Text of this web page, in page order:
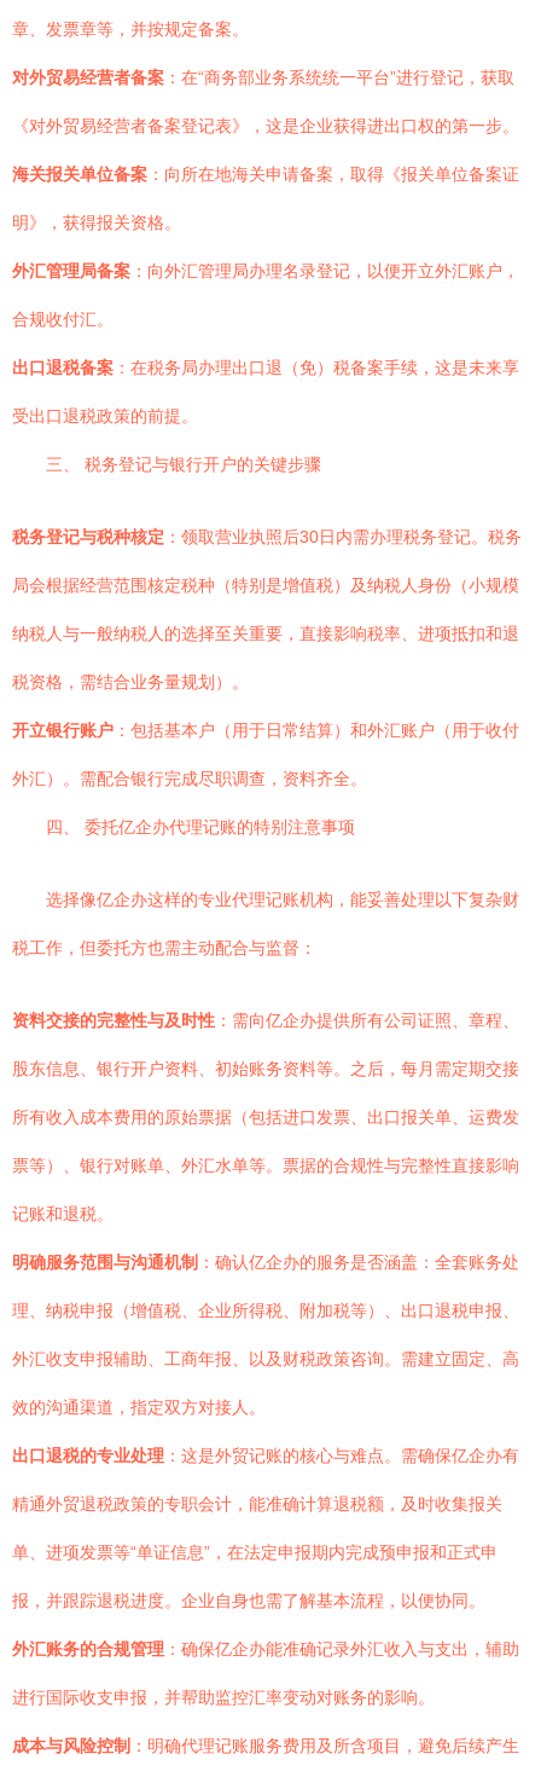
章、发票章等，并按规定备案。
对外贸易经营者备案 ：在“商务部业务系统统一平台”进行登记，获取
《对外贸易经营者备案登记表》，这是企业获得进出口权的第一步。
海关报关单位备案 ：向所在地海关申请备案，取得《报关单位备案证
明》，获得报关资格。
外汇管理局备案 ：向外汇管理局办理名录登记，以便开立外汇账户，
合规收付汇。
出口退税备案 ：在税务局办理出口退（免）税备案手续，这是未来享
受出口退税政策的前提。
三、 税务登记与银行开户的关键步骤
税务登记与税种核定 ：领取营业执照后30日内需办理税务登记。税务
局会根据经营范围核定税种（特别是增值税）及纳税人身份（小规模
纳税人与一般纳税人的选择至关重要，直接影响税率、进项抵扣和退
税资格，需结合业务量规划）。
开立银行账户 ：包括基本户（用于日常结算）和外汇账户（用于收付
外汇）。需配合银行完成尽职调查，资料齐全。
四、 委托亿企办代理记账的特别注意事项
选择像亿企办这样的专业代理记账机构，能妥善处理以下复杂财
税工作，但委托方也需主动配合与监督：
资料交接的完整性与及时性 ：需向亿企办提供所有公司证照、章程、
股东信息、银行开户资料、初始账务资料等。之后，每月需定期交接
所有收入成本费用的原始票据（包括进口发票、出口报关单、运费发
票等）、银行对账单、外汇水单等。票据的合规性与完整性直接影响
记账和退税。
明确服务范围与沟通机制 ：确认亿企办的服务是否涵盖：全套账务处
理、纳税申报（增值税、企业所得税、附加税等）、出口退税申报、
外汇收支申报辅助、工商年报、以及财税政策咨询。需建立固定、高
效的沟通渠道，指定双方对接人。
出口退税的专业处理 ：这是外贸记账的核心与难点。需确保亿企办有
精通外贸退税政策的专职会计，能准确计算退税额，及时收集报关
单、进项发票等“单证信息”，在法定申报期内完成预申报和正式申
报，并跟踪退税进度。企业自身也需了解基本流程，以便协同。
外汇账务的合规管理 ：确保亿企办能准确记录外汇收入与支出，辅助
进行国际收支申报，并帮助监控汇率变动对账务的影响。
成本与风险控制 ：明确代理记账服务费用及所含项目，避免后续产生